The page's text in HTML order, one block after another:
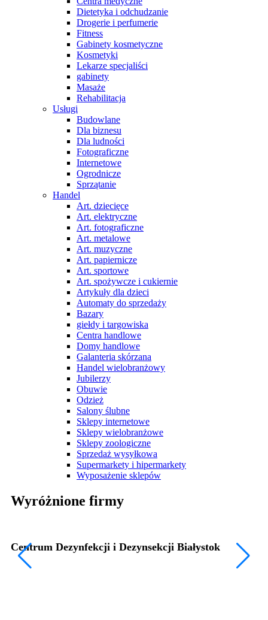
Dietetyka i odchudzanie
Drogerie i perfumerie
Fitness
Gabinety kosmetyczne
Kosmetyki
Lekarze specjaliści
gabinety
Masaże
Rehabilitacja
Usługi
Budowlane
Dla biznesu
Dla ludności
Fotograficzne
Internetowe
Ogrodnicze
Sprzątanie
Handel
Art. dziecięce
Art. elektryczne
Art. fotograficzne
Art. metalowe
Art. muzyczne
Art. papiernicze
Art. sportowe
Art. spożywcze i cukiernie
Artykuły dla dzieci
Automaty do sprzedaży
Bazary
giełdy i targowiska
Centra handlowe
Domy handlowe
Galanteria skórzana
Handel wielobranżowy
Jubilerzy
Obuwie
Odzież
Salony ślubne
Sklepy internetowe
Sklepy wielobranżowe
Sklepy zoologiczne
Sprzedaż wysyłkowa
Supermarkety i hipermarkety
Wyposażenie sklepów
Wyróżnione firmy
Centrum Dezynfekcji i Dezynsekcji Białystok